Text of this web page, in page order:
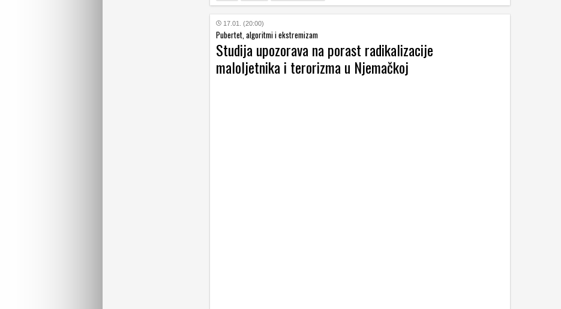
17.01. (20:00)
Pubertet, algoritmi i ekstremizam
Studija upozorava na porast radikalizacije
maloljetnika i terorizma u Njemačkoj